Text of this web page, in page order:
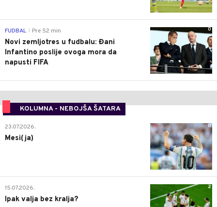
0
FUDBAL Pre 52 min
Novi zemljotres u fudbalu: Đani
Infantino poslije ovoga mora da
napusti FIFA
KOLUMNA - NEBOJŠA ŠATARA
0
23.07.2026.
Mesi(ja)
2
15.07.2026.
Ipak valja bez kralja?